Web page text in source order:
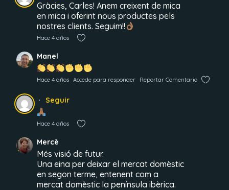
Gràcies, Carles! Anem creixent de mica
en mica i oferint nous productes pels
nostres clients. Seguim!!
Hace 4 años
Manel
Hace 4 años Accede para responder Reportar Comentario
Seguir
Hace 4 años
Mercè
Més visió de futur.
Una eina per deixar el mercat domèstic
en segon terme, entenent com a
mercat domèstic la península ibèrica.